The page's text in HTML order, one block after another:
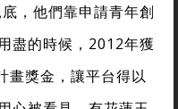
，他們靠申請青年創
盡的時候，2012年獲
畫獎金，讓平台得以